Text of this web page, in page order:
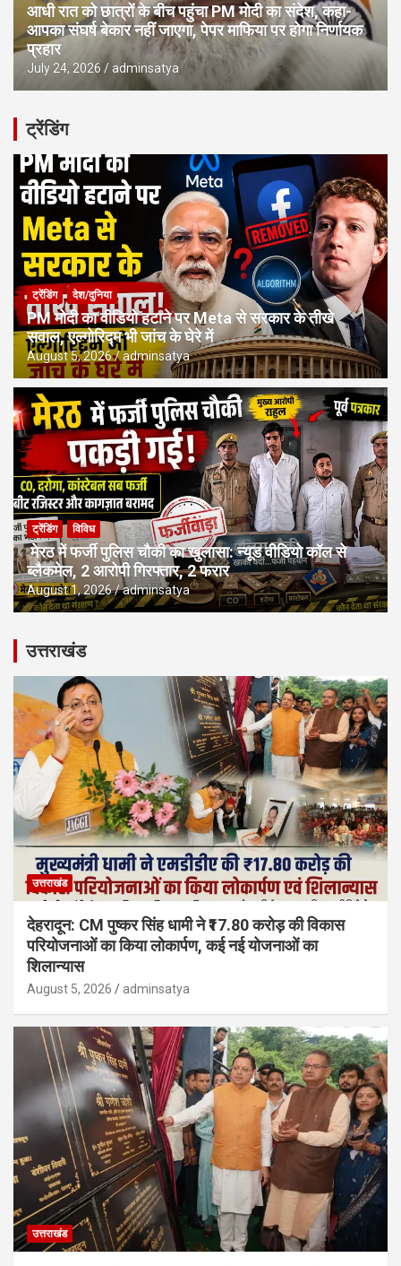
आधी रात को छात्रों के बीच पहुंचा PM मोदी का संदेश, कहा-
आपका संघर्ष बेकार नहीं जाएगा, पेपर माफिया पर होगा निर्णायक
प्रहार
July 24, 2026 adminsatya
ट्रेंडिंग
ट्रेंडिंग देश/दुनिया
PM मोदी का वीडियो हटाने पर Meta से सरकार के तीखे
सवाल, एल्गोरिद्म भी जांच के घेरे में
August 5, 2026 adminsatya
ट्रेंडिंग विविध
मेरठ में फर्जी पुलिस चौकी का खुलासा: न्यूड वीडियो कॉल से
ब्लैकमेल, 2 आरोपी गिरफ्तार, 2 फरार
August 1, 2026 adminsatya
उत्तराखंड
उत्तराखंड
देहरादून: CM पुष्कर सिंह धामी ने ₹17.80 करोड़ की विकास
परियोजनाओं का किया लोकार्पण, कई नई योजनाओं का
शिलान्यास
August 5, 2026 adminsatya
उत्तराखंड